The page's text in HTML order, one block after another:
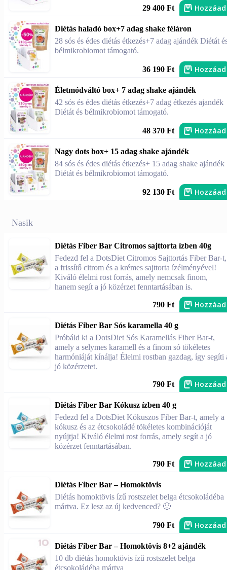
29 400 Ft Hozzáad
Diétás haladó box+7 adag shake féláron
28 sós és édes diétás étkezés+7 adag ajándék Diétát
bélmikrobiomot támogató.
36 190 Ft Hozzáad
Életmódváltó box+ 7 adag shake ajándék
42 sós és édes diétás étkezés+7 adag étkezés ajandék
Diétát és bélmikrobiomot támogató.
48 370 Ft Hozzáad
Nagy dots box+ 15 adag shake ajándék
84 sós és édes diétás étkezés+ 15 adag shake ajándék
Diétát és bélmikrobiomot támogató.
92 130 Ft Hozzáad
Nasik
Diétás Fiber Bar Citromos sajttorta ízben 40g
Fedezd fel a DotsDiet Citromos Sajttortás Fiber Bar-t,
a frissítő citrom és a krémes sajttorta ízélményével!
Kiváló élelmi rost forrás, amely nemcsak finom,
hanem segít a jó közérzet fenntartásában is.
790 Ft Hozzáad
Diétás Fiber Bar Sós karamella 40 g
Próbáld ki a DotsDiet Sós Karamellás Fiber Bar-t,
amely a selymes karamell és a finom só tökéletes
harmóniáját kínálja! Élelmi rostban gazdag, így segíti
jó közérzetet.
790 Ft Hozzáad
Diétás Fiber Bar Kókusz ízben 40 g
Fedezd fel a DotsDiet Kókuszos Fiber Bar-t, amely a
kókusz és az étcsokoládé tökéletes kombinációját
nyújtja! Kiváló élelmi rost forrás, amely segít a jó
közérzet fenntartásában.
790 Ft Hozzáad
Diétás Fiber Bar – Homoktövis
Diétás homoktövis ízű rostszelet belga étcsokoládéba
mártva. Ez lesz az új kedvenced? 🙂
790 Ft Hozzáad
Diétás Fiber Bar – Homoktövis 8+2 ajándék
10 db diétás homoktövis ízű rostszelet belga
étcsokoládéba mártva